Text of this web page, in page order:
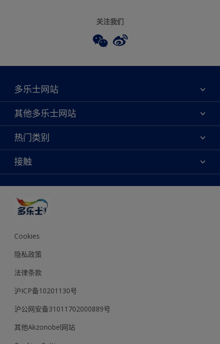
关注我们
多乐士网站
关于我们
联系我们
查找店铺
绿色工厂
其他多乐士网站
焕新服务
多乐士专业
天猫官方旗舰店
抖音官方旗舰店
热门类别
颜色
产品
创意灵感
装修建议
可持续发展
多乐士2025年度色彩 - 金盏黄
接触
颜色准确性
Cookies
隐私政策
法律条款
沪ICP备10201130号
沪公网安备31011702000889号
其他Akzonobel网站